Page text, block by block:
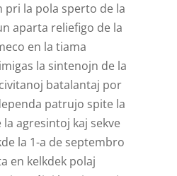
la pola sperto de la
aparta reliefigo de la
en la tiama
la sintenojn de la
batalantaj por
patrujo spite la
agresintoj kaj sekve
la 1-a de septembro
en kelkdek polaj